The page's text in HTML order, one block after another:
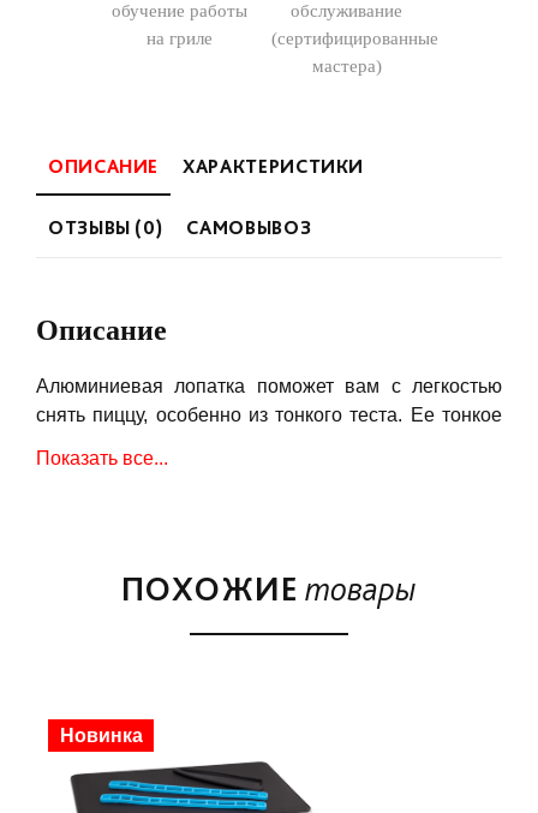
обучение работы
на гриле
обслуживание
(сертифицированные
мастера)
ОПИСАНИЕ ХАРАКТЕРИСТИКИ
ОТЗЫВЫ (0) САМОВЫВОЗ
Описание
Алюминиевая лопатка поможет вам с легкостью
снять пиццу, особенно из тонкого теста. Ее тонкое
Показать все...
ПОХОЖИЕ товары
Новинка